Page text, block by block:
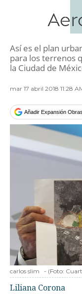
Así es el plan
para los terrenos
la Ciudad de
mar 17 abril 2018 11:28
Añadir Expansión
carlos slim - (Foto:
Liliana Corona